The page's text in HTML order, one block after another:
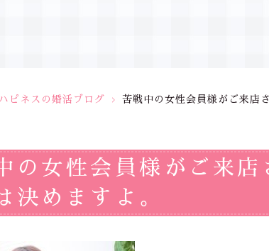
ハピネスの婚活ブログ > 苦戦中の女性会員様がご来店
の女性会員様がご来店
決めますよ。